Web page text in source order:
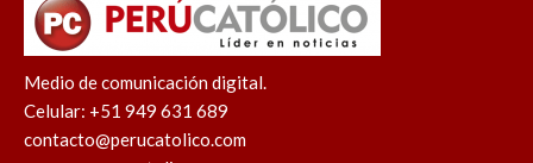
Medio de comunicación digital.
Celular: +51 949 631 689
contacto@perucatolico.com